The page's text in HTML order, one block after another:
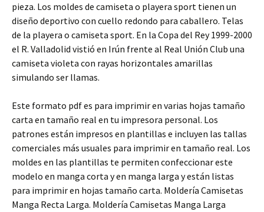
pieza. Los moldes de camiseta o playera sport tienen un
diseño deportivo con cuello redondo para caballero. Telas
de la playera o camiseta sport. En la Copa del Rey 1999-2000
el R. Valladolid vistió en Irún frente al Real Unión Club una
camiseta violeta con rayas horizontales amarillas
simulando ser llamas.
Este formato pdf es para imprimir en varias hojas tamaño
carta en tamaño real en tu impresora personal. Los
patrones están impresos en plantillas e incluyen las tallas
comerciales más usuales para imprimir en tamaño real. Los
moldes en las plantillas te permiten confeccionar este
modelo en manga corta y en manga larga y están listas
para imprimir en hojas tamaño carta. Moldería Camisetas
Manga Recta Larga. Moldería Camisetas Manga Larga